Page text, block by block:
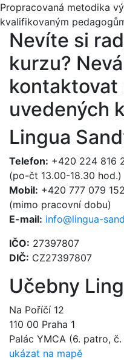
Propracovaná metodika
kvalifikovaným
Nevíte si
kurzu?
kontaktovat
uvedených
Lingua
Telefon: +420 224 816
(po-čt 13.00-18.30 hod.)
Mobil: +420 777 079 152
(mimo pracovní dobu)
E-mail: info@lingua-
IČO: 27397807
DIČ: CZ27397807
Učebny
Na Poříčí 12
110 00 Praha 1
Palác YMCA (6. patro,
ukázat na mapě